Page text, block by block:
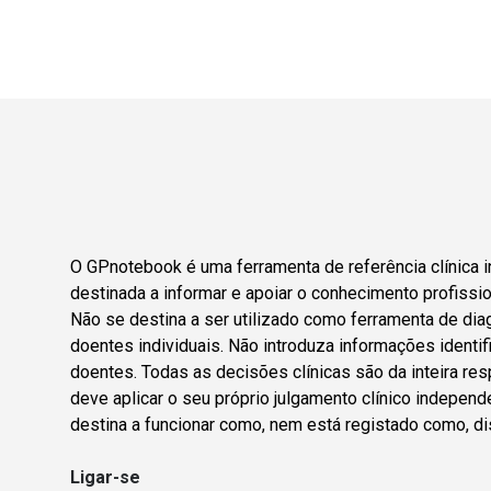
O GPnotebook é uma ferramenta de referência clínica
destinada a informar e apoiar o conhecimento
Não se destina a ser utilizado como ferramenta de
doentes individuais. Não introduza informações
doentes. Todas as decisões clínicas são da inteira
deve aplicar o seu próprio julgamento clínico
destina a funcionar como, nem está registado como,
Ligar-se